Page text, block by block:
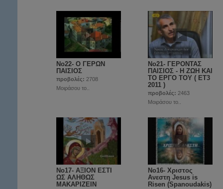
Νο22- O ΓΕΡΩΝ
ΠΑΙΣΙΟΣ
προβολές: 2708
Μοιράσου το..
Νο21- ΓΕΡΟΝΤΑΣ
ΠΑΙΣΙΟΣ - Η ΖΩΗ ΚΑΙ
ΤΟ ΕΡΓΟ ΤΟΥ ( ET3
2011 )
προβολές: 2463
Μοιράσου το..
Νο17- ΑΞΙΟΝ ΕΣΤΙ
ΩΣ ΑΛΗΘΩΣ
ΜΑΚΑΡΙΖΕΙΝ
Νο16- Χριστος
Ανεστη Jesus is
Risen (Spanoudakis)